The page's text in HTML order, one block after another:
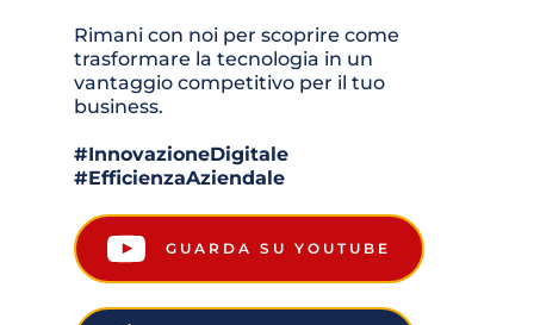
Rimani con noi per scoprire come
trasformare la tecnologia in un
vantaggio competitivo per il tuo
business.
#InnovazioneDigitale
#EfficienzaAziendale
GUARDA SU YOUTUBE